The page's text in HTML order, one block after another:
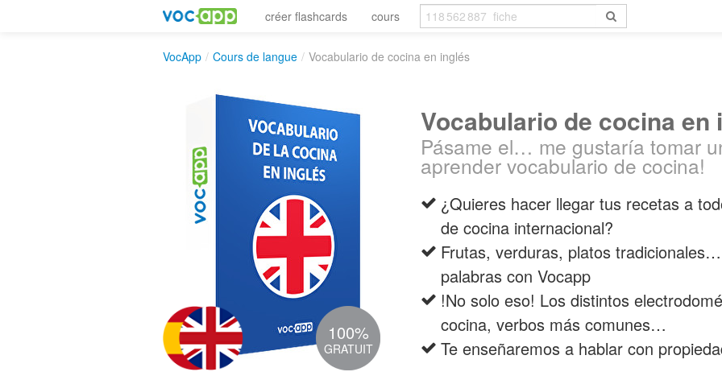
créer flashcards cours
VocApp / Cours de langue / Vocabulario de cocina en inglés
100%
GRATUIT
Vocabulario de cocina en
Pásame el… me gustaría tomar
aprender vocabulario de cocina!
¿Quieres hacer llegar tus recetas a
de cocina internacional?
Frutas, verduras, platos
palabras con Vocapp
!No solo eso! Los distintos
cocina, verbos más comunes…
Te enseñaremos a hablar con